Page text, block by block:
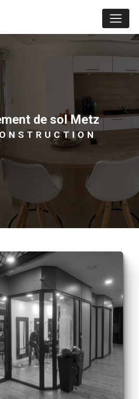
de sol Metz
cookies